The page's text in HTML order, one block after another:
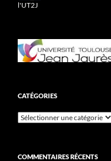
l'UT2J
CATÉGORIES
Catégories
COMMENTAIRES RÉCENTS